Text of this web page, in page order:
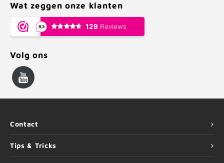
Wat zeggen onze klanten
Volg ons
Contact
Tips & Tricks